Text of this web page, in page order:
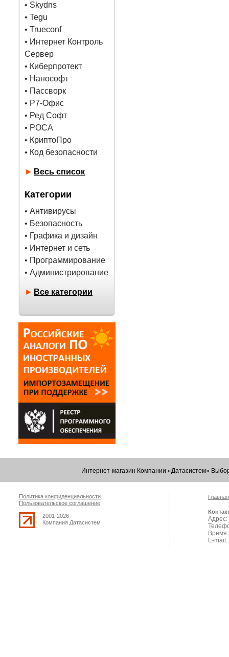
• Skydns
• Tegu
• Trueconf
• Интернет Контроль
Сервер
• Киберпротект
• Нанософт
• Пассворк
• Р7-Офис
• Ред Софт
• РОСА
• КриптоПро
• Код безопасности
► Весь список
Категории
• Антивирусы
• Безопасность
• Графика и дизайн
• Интернет и сеть
• Программирование
• Администрирование
► Все категории
Интернет-магазин Компании «Датасистем»
Политика конфиденциальности
Пользовательское соглашение
2001-2026
Компания Датасистем
Главная
Адрес:
Время
E-